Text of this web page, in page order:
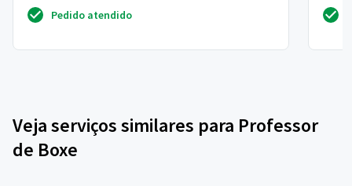
Pedido atendido
Veja serviços similares para Professor
de Boxe